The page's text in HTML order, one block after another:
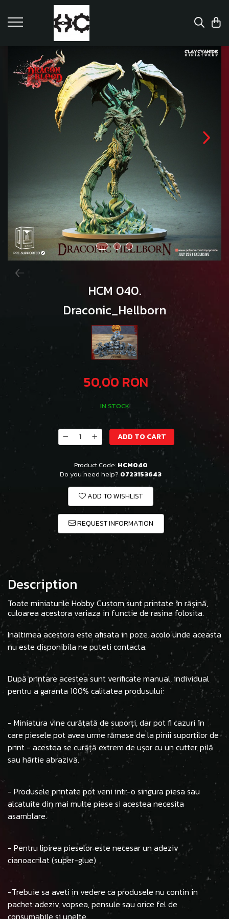
HCM 040.
Draconic_Hellborn
50,00 RON
IN STOCK
ADD TO CART
Product Code: HCM040
Do you need help? 0723153643
ADD TO WISHLIST
REQUEST INFORMATION
Description
Toate miniaturile Hobby Custom sunt printate în rășină,
culoarea acestora variaza in functie de rasina folosita.
Inaltimea acestora este afisata in poze, acolo unde aceasta
nu este disponibila ne puteti contacta.
După printare acestea sunt verificate manual, individual
pentru a garanta 100% calitatea produsului:
- Miniatura vine curățată de suporți, dar pot fi cazuri în
care piesele pot avea urme rămase de la pinii suporților de
print - acestea se curăță extrem de ușor cu un cutter, pilă
sau hârtie abrazivă.
- Produsele printate pot veni intr-o singura piesa sau
alcatuite din mai multe piese si acestea necesita
asamblare.
- Pentru lipirea pieselor este necesar un adeziv
cianoacrilat (super-glue)
-Trebuie sa aveti in vedere ca produsele nu contin in
pachet adeziv, vopsea, pensule sau orice fel de